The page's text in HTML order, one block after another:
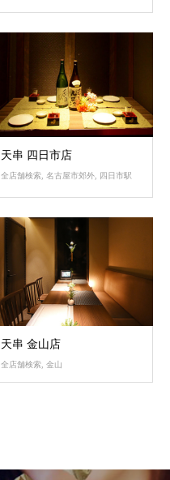
天串 四日市店
全店舗検索, 名古屋市郊外, 四日市駅
天串 金山店
全店舗検索, 金山